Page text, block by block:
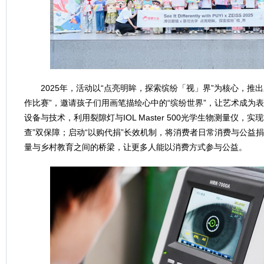
2025年，活动以“点亮明眸，探索缤纷「视」界”为核心，推
作比赛”，邀请孩子们用画笔描绘心中的“缤纷世界”，让艺术成为
设备与技术，利用裂隙灯与IOL Master 500光学生物测量仪，实
查”双保障；启动“以购代捐”长效机制，将消费者日常消费与公益
量与乡村教育之间的桥梁，让更多人能以消费方式参与公益。